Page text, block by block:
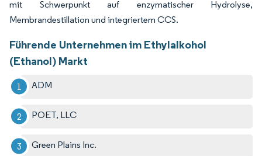
mit Schwerpunkt auf enzymatischer Hydrolyse,
Membrandestillation und integriertem CCS.
Führende Unternehmen im Ethylalkohol
(Ethanol) Markt
ADM
POET, LLC
Green Plains Inc.